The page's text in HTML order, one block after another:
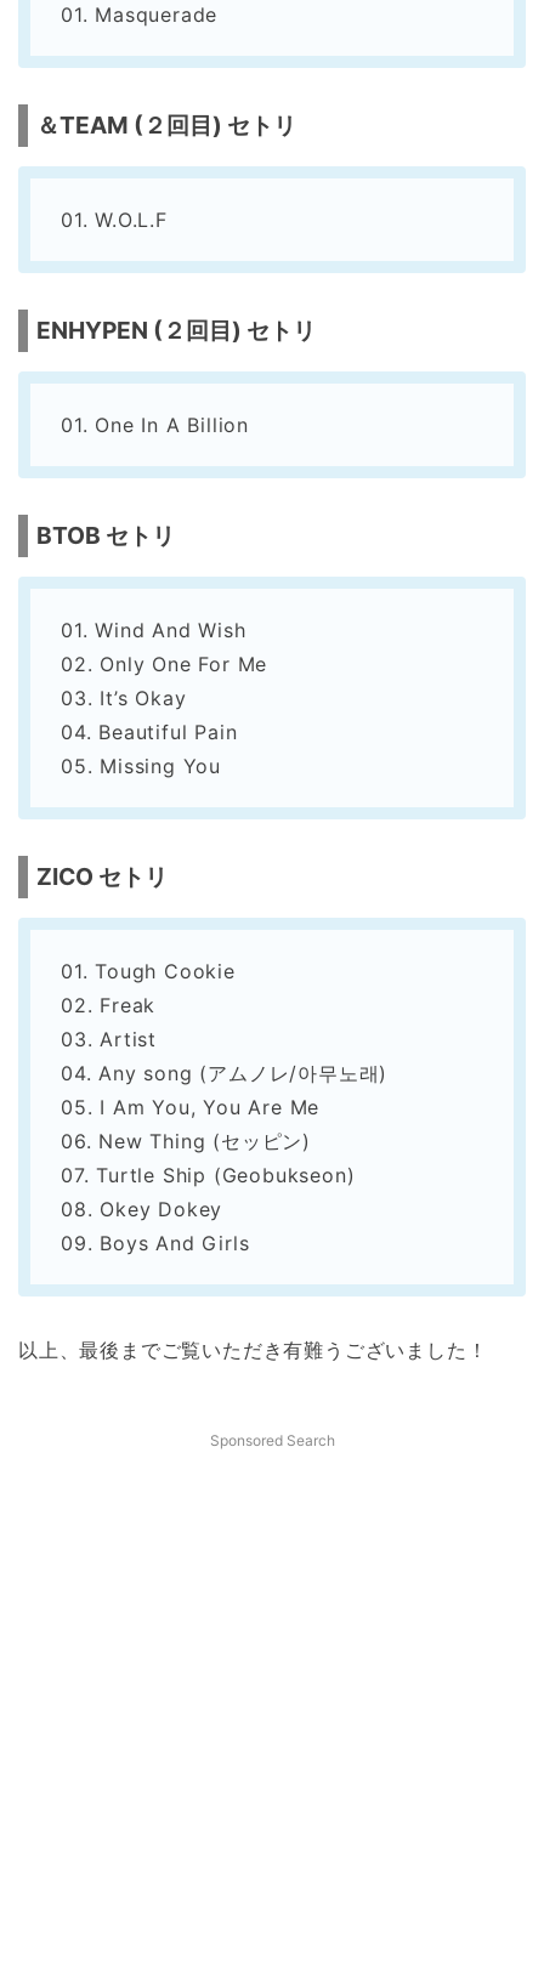
01. Masquerade
＆TEAM (２回目) セトリ
01. W.O.L.F
ENHYPEN (２回目) セトリ
01. One In A Billion
BTOB セトリ
01. Wind And Wish
02. Only One For Me
03. It’s Okay
04. Beautiful Pain
05. Missing You
ZICO セトリ
01. Tough Cookie
02. Freak
03. Artist
04. Any song (アムノレ/아무노래)
05. I Am You, You Are Me
06. New Thing (セッピン)
07. Turtle Ship (Geobukseon)
08. Okey Dokey
09. Boys And Girls
以上、最後までご覧いただき有難うございました！
Sponsored Search